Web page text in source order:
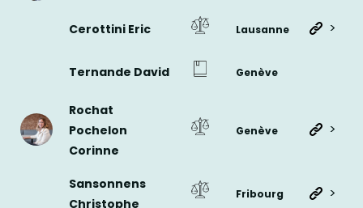
Cerottini Eric Lausanne >
Ternande David Genève
Rochat
Pochelon
Corinne
Genève >
Sansonnens
Christophe
Fribourg >